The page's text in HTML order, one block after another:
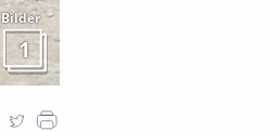
Bilder
1